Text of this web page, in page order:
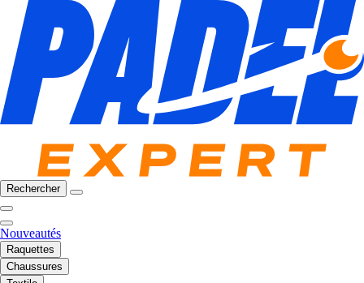
Rechercher
Nouveautés
Raquettes
Chaussures